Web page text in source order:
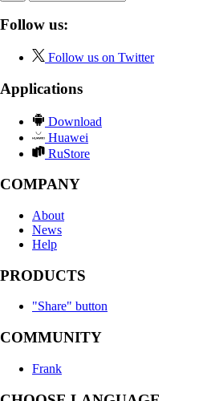
Follow us:
Follow us on Twitter
Applications
Download
Huawei
RuStore
COMPANY
About
News
Help
PRODUCTS
"Share" button
COMMUNITY
Frank